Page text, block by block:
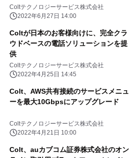
Coltテクノロジーサービス株式会社
2022年6月27日 14:00
Coltが日本のお客様向けに、完全クラ
ウドベースの電話ソリューションを提
供
Coltテクノロジーサービス株式会社
2022年4月25日 14:45
Colt、AWS共有接続のサービスメニュ
ーを最大10Gbpsにアップグレード
Coltテクノロジーサービス株式会社
2022年4月21日 10:00
Colt、auカブコム証券株式会社のオン